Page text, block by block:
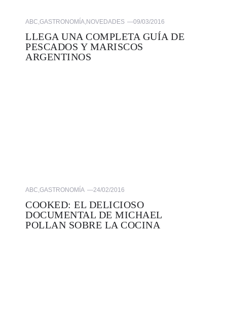
ABC,GASTRONOMÍA,NOVEDADES —09/03/2016
LLEGA UNA COMPLETA GUÍA DE
PESCADOS Y MARISCOS
ARGENTINOS
ABC,GASTRONOMÍA —24/02/2016
COOKED: EL DELICIOSO
DOCUMENTAL DE MICHAEL
POLLAN SOBRE LA COCINA